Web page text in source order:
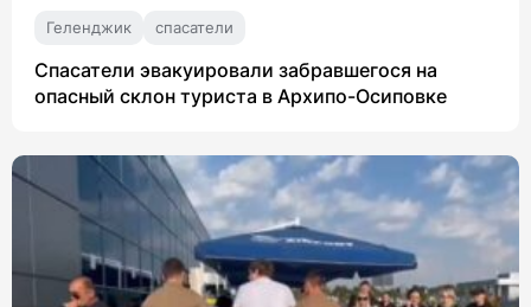
Геленджик спасатели
Спасатели эвакуировали забравшегося на
опасный склон туриста в Архипо-Осиповке